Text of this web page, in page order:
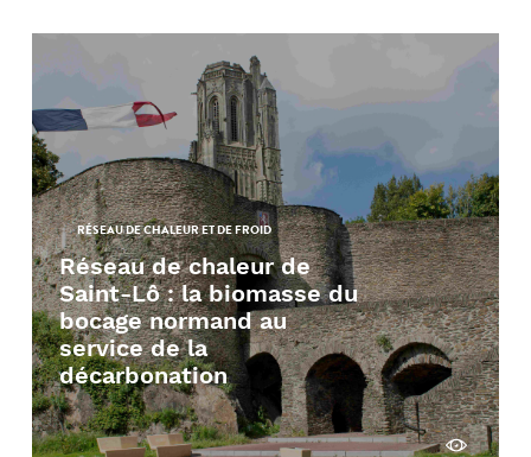
RÉSEAU DE CHALEUR ET DE FROID
Réseau de chaleur de
Saint-Lô : la biomasse du
bocage normand au
service de la
décarbonation
Découvrir